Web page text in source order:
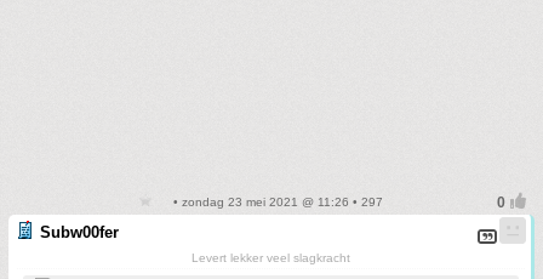
• zondag 23 mei 2021 @ 11:26 • 297
Subw00fer
Levert lekker veel slagkracht